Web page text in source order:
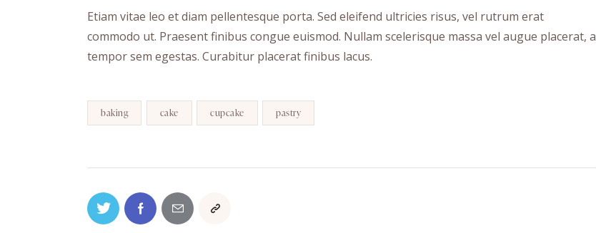
Etiam vitae leo et diam pellentesque porta. Sed eleifend ultricies risus, vel rutrum erat
commodo ut. Praesent finibus congue euismod. Nullam scelerisque massa vel augue placerat, a
tempor sem egestas. Curabitur placerat finibus lacus.
baking cake cupcake pastry